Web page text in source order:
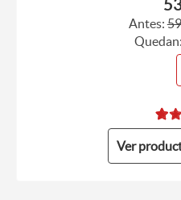
Antes:
Ver